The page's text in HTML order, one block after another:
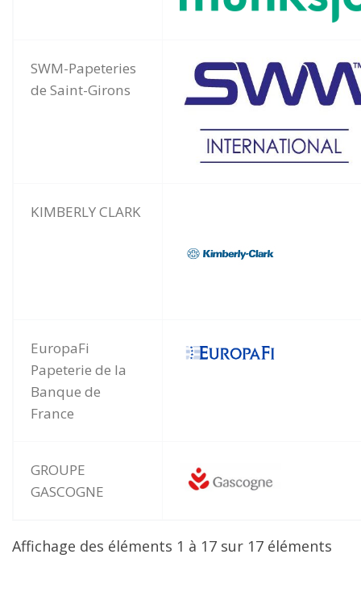
SWM-Papeteries
de Saint-Girons
KIMBERLY CLARK
EuropaFi
Papeterie de la
Banque de
France
GROUPE
GASCOGNE
Affichage des éléments 1 à 17 sur 17 éléments